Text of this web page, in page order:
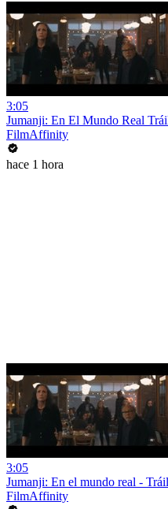
3:05
Jumanji: En El Mundo Real
FilmAffinity
hace 1 hora
3:05
Jumanji: En el mundo real -
FilmAffinity